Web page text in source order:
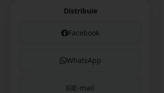
Distribuie
Facebook
WhatsApp
E-mail